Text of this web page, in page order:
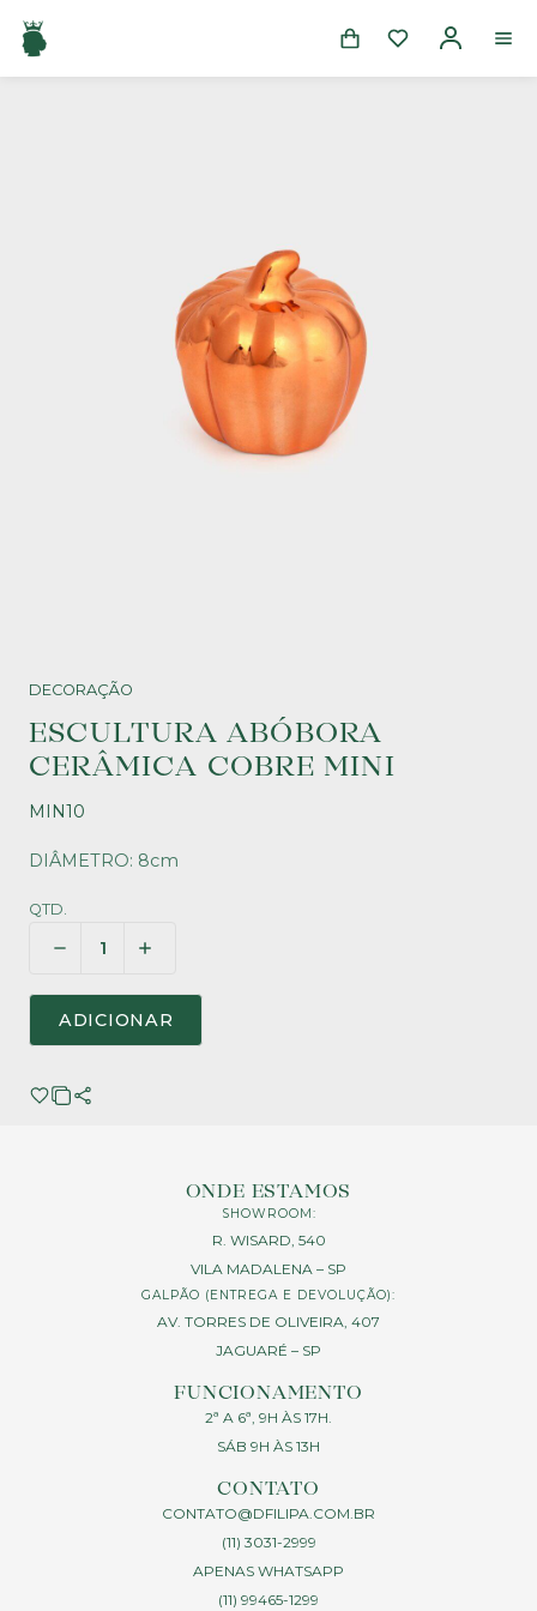
DECORAÇÃO
ESCULTURA ABÓBORA
CERÂMICA COBRE MINI
MIN10
DIÂMETRO: 8cm
QTD.
ADICIONAR
ONDE ESTAMOS
SHOWROOM:
R. WISARD, 540
VILA MADALENA – SP
GALPÃO (ENTREGA E DEVOLUÇÃO):
AV. TORRES DE OLIVEIRA, 407
JAGUARÉ – SP
FUNCIONAMENTO
2ª A 6ª, 9H ÀS 17H.
SÁB 9H ÀS 13H
CONTATO
CONTATO@DFILIPA.COM.BR
(11) 3031-2999
APENAS WHATSAPP
(11) 99465-1299